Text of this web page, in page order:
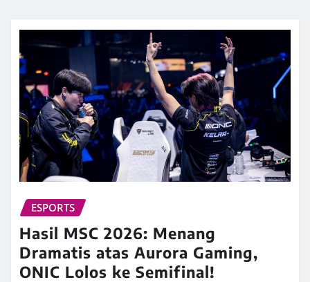
ESPORTS
Hasil MSC 2026: Menang
Dramatis atas Aurora Gaming,
ONIC Lolos ke Semifinal!